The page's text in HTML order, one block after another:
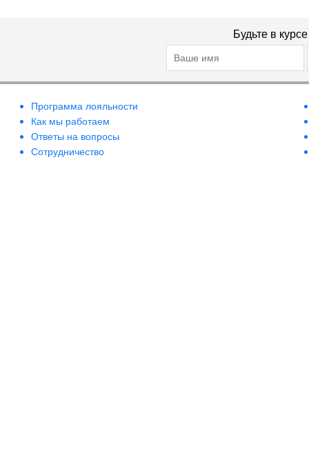
Будьте в
Программа лояльности
Как мы работаем
Ответы на вопросы
Сотрудничество